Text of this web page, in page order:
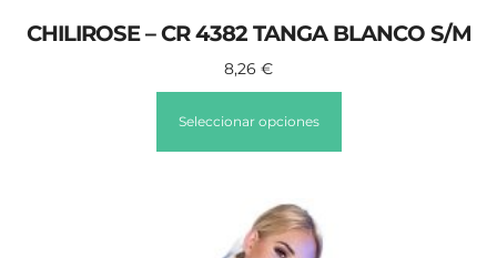
CHILIROSE – CR 4382 TANGA BLANCO S/M
8,26 €
Seleccionar opciones